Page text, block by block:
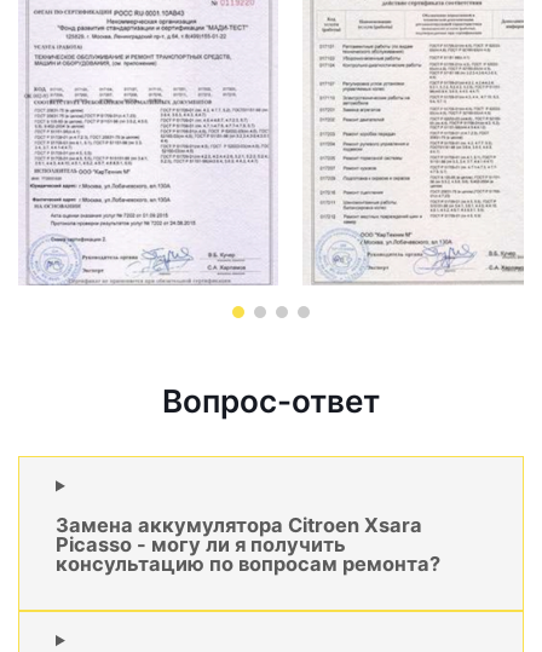
Вопрос-ответ
Замена аккумулятора Citroen Xsara
Picasso - могу ли я получить
консультацию по вопросам ремонта?